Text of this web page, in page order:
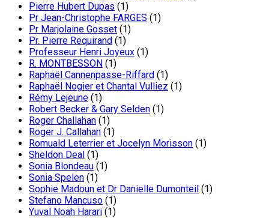
Pierre Hubert Dupas (1)
Pr Jean-Christophe FARGES (1)
Pr Marjolaine Gosset (1)
Pr. Pierre Requirand (1)
Professeur Henri Joyeux (1)
R. MONTBESSON (1)
Raphaël Cannenpasse-Riffard (1)
Raphaël Nogier et Chantal Vulliez (1)
Rémy Lejeune (1)
Robert Becker & Gary Selden (1)
Roger Challahan (1)
Roger J. Callahan (1)
Romuald Leterrier et Jocelyn Morisson (1)
Sheldon Deal (1)
Sonia Blondeau (1)
Sonia Spelen (1)
Sophie Madoun et Dr Danielle Dumonteil (1)
Stefano Mancuso (1)
Yuval Noah Harari (1)